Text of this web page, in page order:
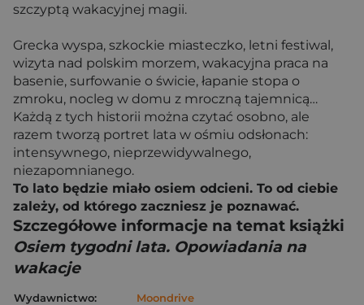
szczyptą wakacyjnej magii.
Grecka wyspa, szkockie miasteczko, letni festiwal,
wizyta nad polskim morzem, wakacyjna praca na
basenie, surfowanie o świcie, łapanie stopa o
zmroku, nocleg w domu z mroczną tajemnicą…
Każdą z tych historii można czytać osobno, ale
razem tworzą portret lata w ośmiu odsłonach:
intensywnego, nieprzewidywalnego,
niezapomnianego.
To lato będzie miało osiem odcieni. To od ciebie
zależy, od którego zaczniesz je poznawać.
Szczegółowe informacje na temat książki
Osiem tygodni lata. Opowiadania na
wakacje
Wydawnictwo:
Moondrive